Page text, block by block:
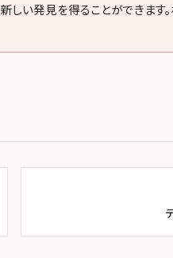
しい発見を得ることができます